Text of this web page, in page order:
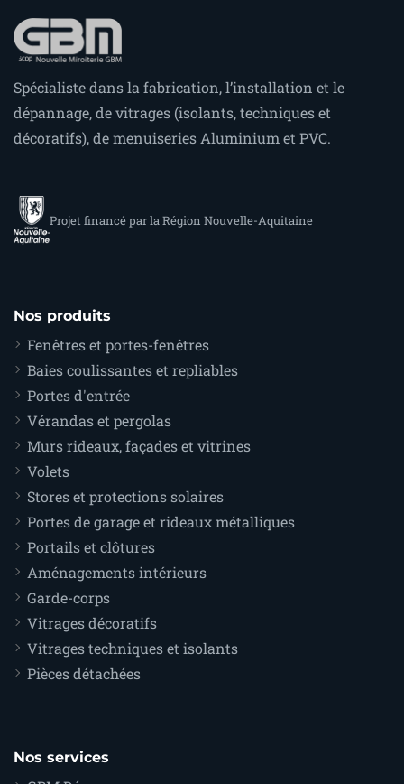
Spécialiste dans la fabrication, l’installation et le
dépannage, de vitrages (isolants, techniques et
décoratifs), de menuiseries Aluminium et PVC.
Projet financé par la Région Nouvelle-Aquitaine
Nos produits
Fenêtres et portes-fenêtres
Baies coulissantes et repliables
Portes d'entrée
Vérandas et pergolas
Murs rideaux, façades et vitrines
Volets
Stores et protections solaires
Portes de garage et rideaux métalliques
Portails et clôtures
Aménagements intérieurs
Garde-corps
Vitrages décoratifs
Vitrages techniques et isolants
Pièces détachées
Nos services